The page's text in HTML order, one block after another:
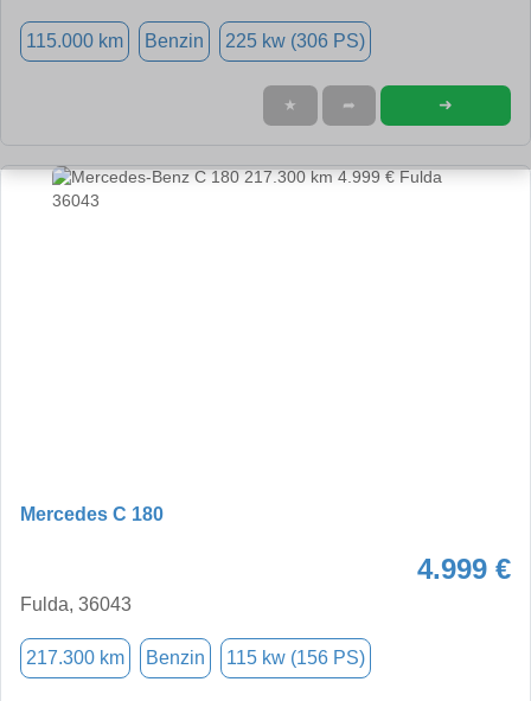
115.000 km Benzin 225 kw (306 PS)
★ ➦ ➜
Mercedes C 180
4.999 €
Fulda, 36043
217.300 km Benzin 115 kw (156 PS)